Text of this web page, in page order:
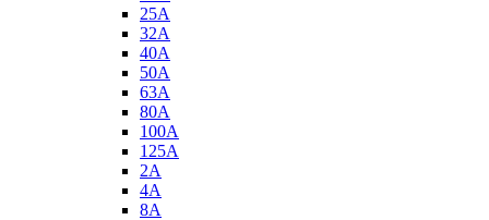
25A
32A
40A
50A
63A
80A
100A
125A
2A
4A
8A